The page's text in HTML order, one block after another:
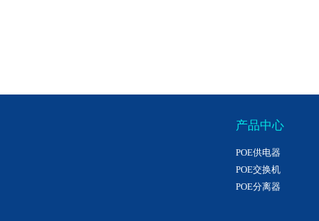
产品中心
POE供电器
POE交换机
POE分离器